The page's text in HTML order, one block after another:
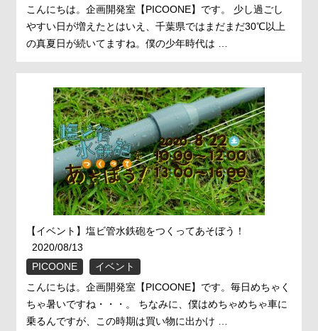
こんにちは。企画開発室【PICOONE】です。 少し過ごし
やすい日が増えたとはいえ、千葉県ではまだまだ30℃以上
の真夏日が続いてますね。僕の少年時代は …
【イベント】塩ビ管水鉄砲をつくってあそぼう！
2020/08/13
PICOONE
イベント
こんにちは。企画開発室【PICOONE】です。毎日めちゃく
ちゃ暑いですね・・・。 ちなみに、僕はめちゃめちゃ車に
乗るんですが、この時期は買い物に出かけ …